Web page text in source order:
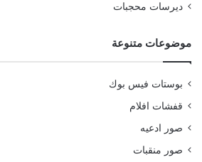
ديرسات محجبات
موضوعات متنوعة
بوستات فيس بوك
قفشات افلام
صور ادعيه
صور منقبات